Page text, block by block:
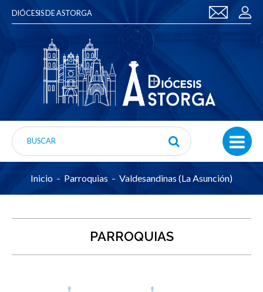
DIÓCESIS DE ASTORGA
Inicio Parroquias Valdesandinas (La Asunción)
PARROQUIAS